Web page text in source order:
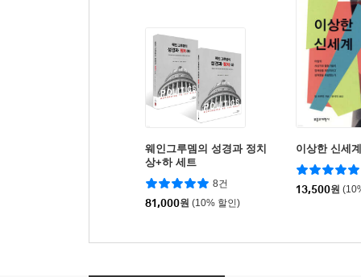
웨인그루뎀의 성경과 정치
상+하 세트
8건
81,000원 (10% 할인)
이상한 신세계
13,500원